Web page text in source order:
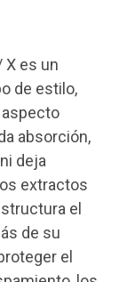
X es un
de estilo,
absorción,
deja
extractos
el
de su
el